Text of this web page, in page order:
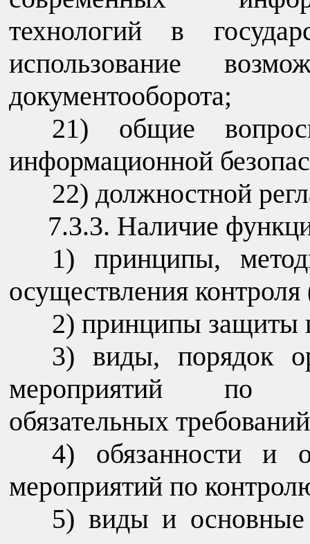
технологий в
использование
документооборота;
общие
информационной
должностной
7.3.3. Наличие
принципы,
осуществления контроля
принципы защиты
виды, порядок
мероприятий по
обязательных
обязанности и
мероприятий по
виды и основные